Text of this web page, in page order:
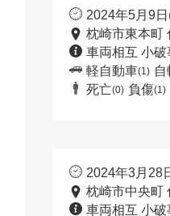
2024年5月9
枕崎市東本町
車両相互 小破
軽自動車(1) 自
死亡(0) 負傷(1)
2024年3月28
枕崎市中央町
車両相互 小破